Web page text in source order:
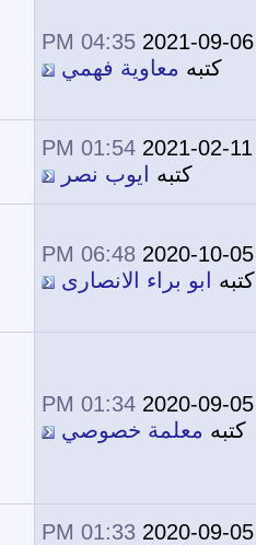
2021-09-06
04:35 PM
كتبه معاوية فهمي
2021-02-11
01:54 PM
كتبه
ايوب نصر
2020-10-05
06:48 PM
كتبه
ابو براء الانصارى
2020-09-05
01:34 PM
كتبه معلمة خصوصي
2020-09-05
01:33 PM